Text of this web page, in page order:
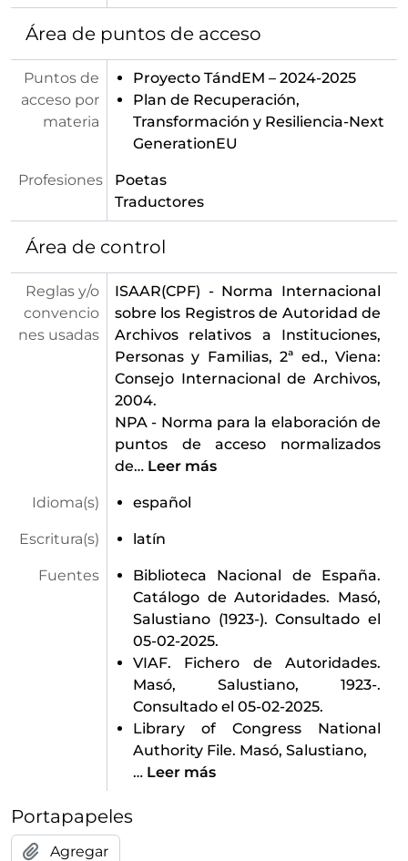
Área de puntos de acceso
Puntos de
acceso por
materia
Proyecto TándEM – 2024-2025
Plan de Recuperación,
Transformación y Resiliencia-Next
GenerationEU
Profesiones
Poetas
Traductores
Área de control
Reglas y/o
convencio
nes usadas
ISAAR(CPF) - Norma Internacional
sobre los Registros de Autoridad de
Archivos relativos a Instituciones,
Personas y Familias, 2ª ed., Viena:
Consejo Internacional de Archivos,
2004.
NPA - Norma para la elaboración de
puntos de acceso normalizados
de… Leer más
Idioma(s) español
Escritura(s) latín
Fuentes
Biblioteca Nacional de España.
Catálogo de Autoridades. Masó,
Salustiano (1923-). Consultado el
05-02-2025.
VIAF. Fichero de Autoridades.
Masó, Salustiano, 1923-.
Consultado el 05-02-2025.
Library of Congress National
Authority File. Masó, Salustiano,
… Leer más
Portapapeles
Agregar